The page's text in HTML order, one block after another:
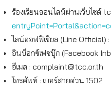
ร้องเรียนออนไลน์ผ่านเว็บไซต์
ไลน์ออฟฟิเชียล (Line Official)
อินบ็อกซ์เฟซบุ๊ก (Facebook
อีเมล : complaint@tcc.or.th
โทรศัพท์ : เบอร์สายด่วน 1502